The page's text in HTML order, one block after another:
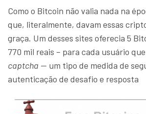
Como o Bitcoin não valia nada na
que, literalmente, davam essas
graça. Um desses sites oferecia 5
770 mil reais – para cada usuário
captcha — um tipo de medida de
autenticação de desafio e resposta